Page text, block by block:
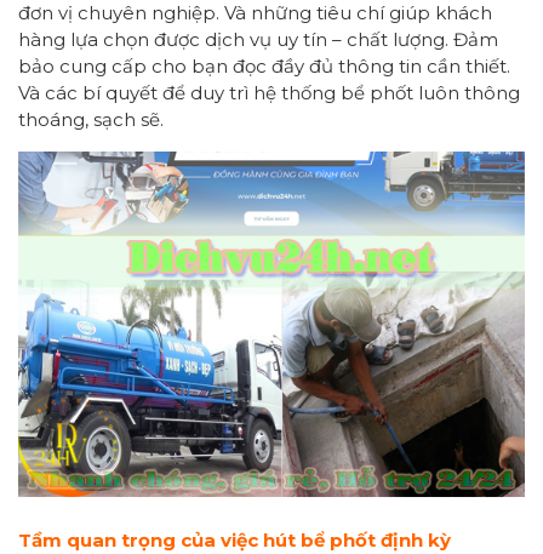
đơn vị chuyên nghiệp. Và những tiêu chí giúp khách
hàng lựa chọn được dịch vụ uy tín – chất lượng. Đảm
bảo cung cấp cho bạn đọc đầy đủ thông tin cần thiết.
Và các bí quyết để duy trì hệ thống bể phốt luôn thông
thoáng, sạch sẽ.
Tầm quan trọng của việc hút bể phốt định kỳ